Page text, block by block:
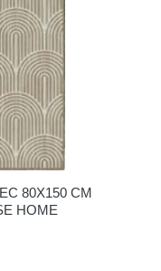
80X150 CM
HOME